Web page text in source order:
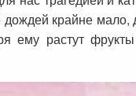
дождей крайне
ему растут